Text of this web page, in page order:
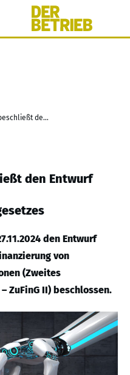
Bundeskabinett beschließt den Entwurf eines Zweiten Zukunftsfinanzierungsgesetzes
den Entwurf
den Entwurf
von
(Zweites
ZuFinG II) beschlossen.